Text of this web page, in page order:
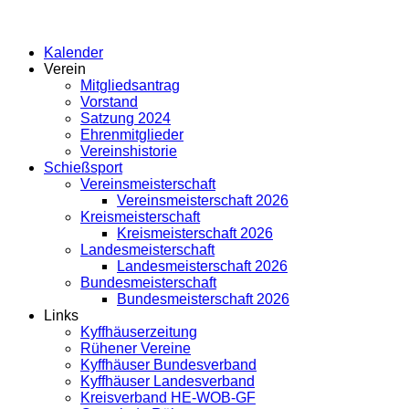
Kalender
Verein
Mitgliedsantrag
Vorstand
Satzung 2024
Ehrenmitglieder
Vereinshistorie
Schießsport
Vereinsmeisterschaft
Vereinsmeisterschaft 2026
Kreismeisterschaft
Kreismeisterschaft 2026
Landesmeisterschaft
Landesmeisterschaft 2026
Bundesmeisterschaft
Bundesmeisterschaft 2026
Links
Kyffhäuserzeitung
Rühener Vereine
Kyffhäuser Bundesverband
Kyffhäuser Landesverband
Kreisverband HE-WOB-GF